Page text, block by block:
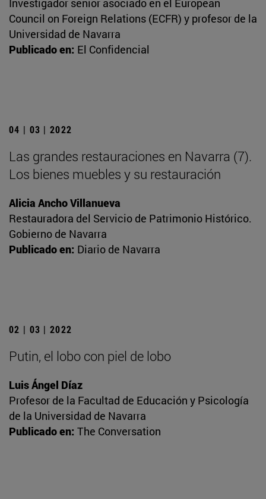
Investigador senior asociado en el European
Council on Foreign Relations (ECFR) y profesor de la
Universidad de Navarra
Publicado en: El Confidencial
04 | 03 | 2022
Las grandes restauraciones en Navarra (7).
Los bienes muebles y su restauración
Alicia Ancho Villanueva
Restauradora del Servicio de Patrimonio Histórico.
Gobierno de Navarra
Publicado en: Diario de Navarra
02 | 03 | 2022
Putin, el lobo con piel de lobo
Luis Ángel Díaz
Profesor de la Facultad de Educación y Psicología
de la Universidad de Navarra
Publicado en: The Conversation